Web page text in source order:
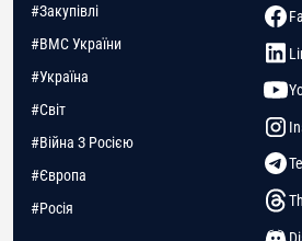
#Закупівлі
#ВМС України
#Україна
#Світ
#Війна З Росією
#Європа
#Росія